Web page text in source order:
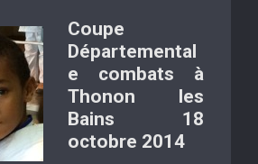
Coupe
Départemental
e combats à
Thonon les
Bains 18
octobre 2014